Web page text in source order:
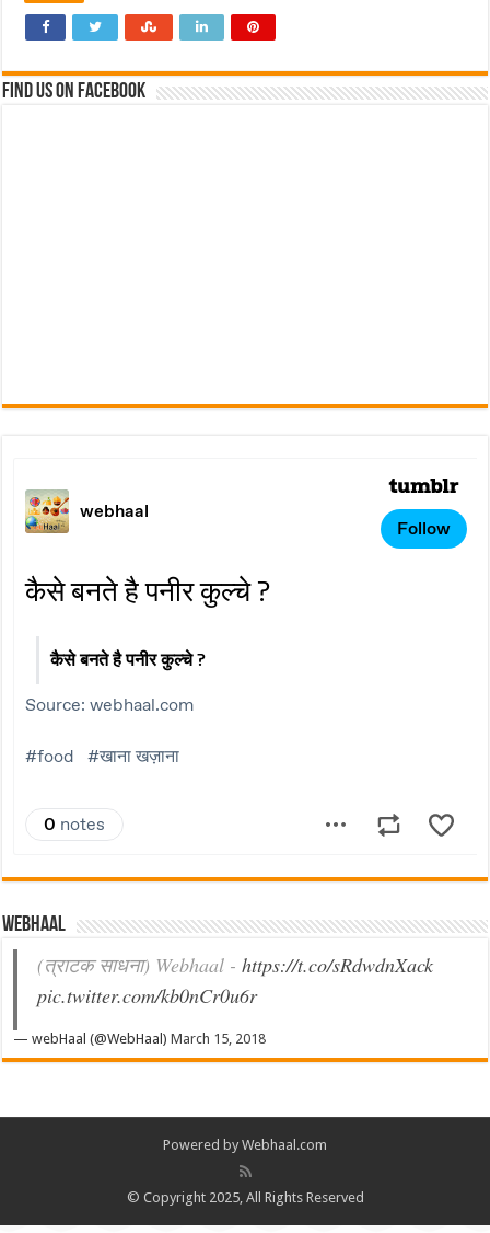
Find us on Facebook
Webhaal
(त्राटक साधना) Webhaal -https://t.co/sRdwdnXack
pic.twitter.com/kb0nCr0u6r
— webHaal (@WebHaal)March 15, 2018
Powered by Webhaal.com
© Copyright 2025, All Rights Reserved